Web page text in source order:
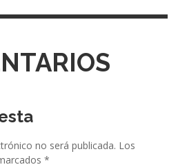
no será publicada. Los
*